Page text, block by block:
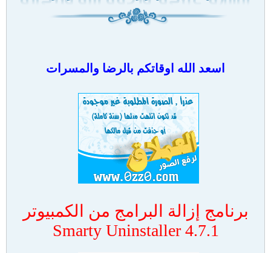
اسعد الله اوقاتكم بالرضا والمسرات
برنامج إزالة البرامج من الكمبيوتر
Smarty Uninstaller 4.7.1